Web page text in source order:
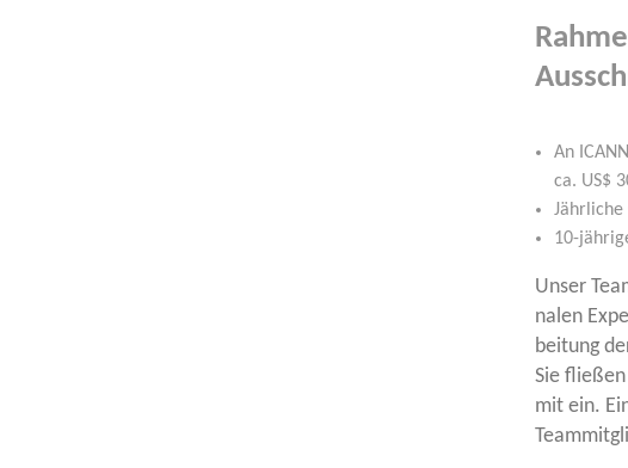
An
ca. US$
Jähr­li­che
10-
Unser
na­len
bei­tung
Sie
mit ein.